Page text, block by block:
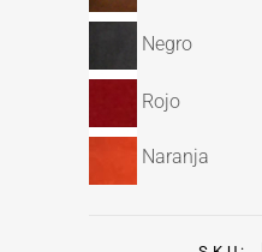
Negro
Rojo
Naranja